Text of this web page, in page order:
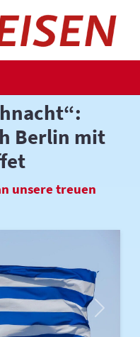
Berlin mit
unsere treuen